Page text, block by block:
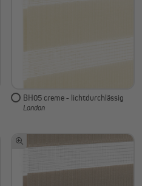
BH05 creme - lichtdurchlässig
London